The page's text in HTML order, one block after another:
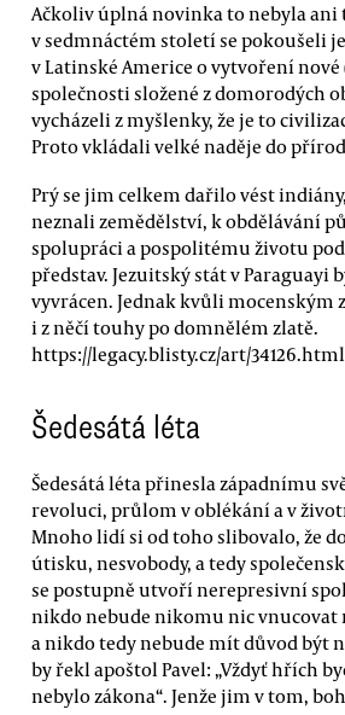
Ačkoliv úplná novinka to nebyla ani
v sedmnáctém století se pokoušeli
v Latinské Americe o vytvoření
společnosti složené z domorodých
vycházeli z myšlenky, že je to
Proto vkládali velké naděje do
Prý se jim celkem dařilo vést
neznali zemědělství, k obdělávání
spolupráci a pospolitému životu
představ. Jezuitský stát v Paraguayi
vyvrácen. Jednak kvůli mocenským
i z něčí touhy po domnělém zlatě.
https://legacy.blisty.cz/art/34126.html
Šedesátá léta
Šedesátá léta přinesla západnímu
revoluci, průlom v oblékání a v
Mnoho lidí si od toho slibovalo, že
útisku, nesvobody, a tedy
se postupně utvoří nerepresivní
nikdo nebude nikomu nic vnucovat
a nikdo tedy nebude mít důvod být
by řekl apoštol Pavel: „Vždyť hřích
nebylo zákona“. Jenže jim v tom,